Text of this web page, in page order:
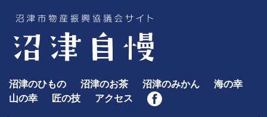
沼津のひもの 沼津のお茶 沼津のみかん
海の幸
山の幸
匠の技 アクセス